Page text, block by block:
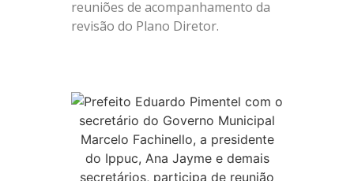
reuniões de acompanhamento da
revisão do Plano Diretor.